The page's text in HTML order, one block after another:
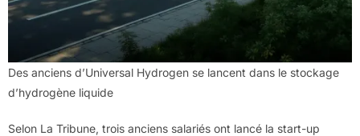
Des anciens d’Universal Hydrogen se lancent dans le stockage
d’hydrogène liquide
Selon La Tribune, trois anciens salariés ont lancé la start-up